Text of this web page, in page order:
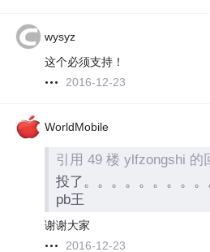
wysyz
这个必须支持！
2016-12-23
WorldMobile
引用 49 楼 ylfzongshi 的
投了。。。。。。。。。
pb王
谢谢大家
2016-12-23